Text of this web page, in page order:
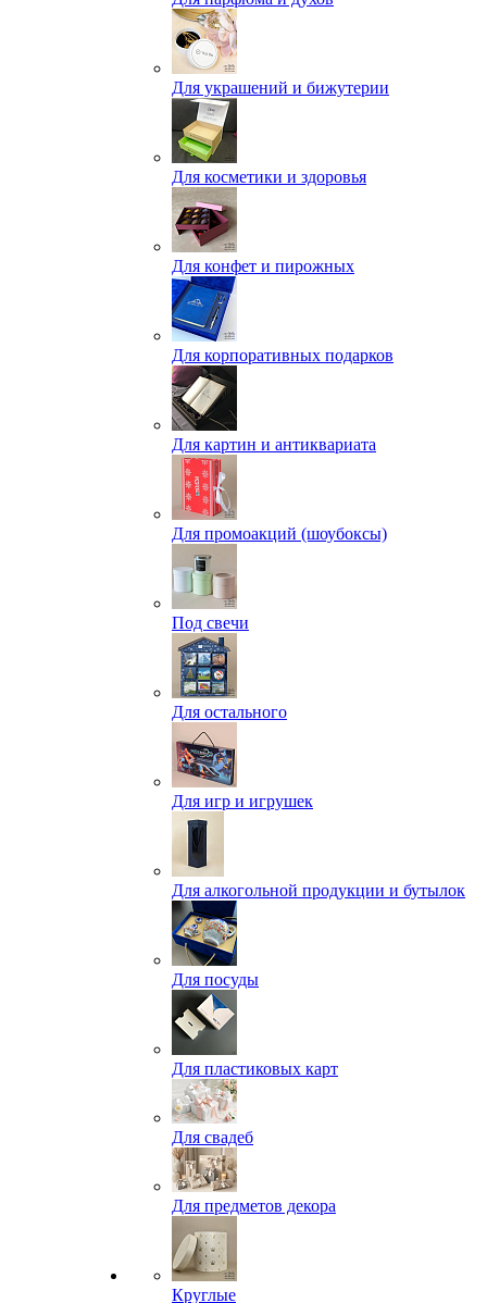
Для украшений и бижутерии
Для косметики и здоровья
Для конфет и пирожных
Для корпоративных подарков
Для картин и антиквариата
Для промоакций (шоубоксы)
Под свечи
Для остального
Для игр и игрушек
Для алкогольной продукции и бутылок
Для посуды
Для пластиковых карт
Для свадеб
Для предметов декора
Круглые